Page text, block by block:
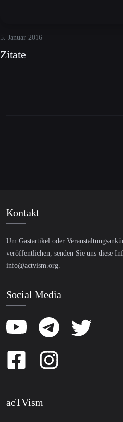
5. Januar 2016
Zitate
Kontakt
Um Gastartikel oder
veröffentlichen, senden Sie uns diese
info@actvism.org
Social Media
acTVism